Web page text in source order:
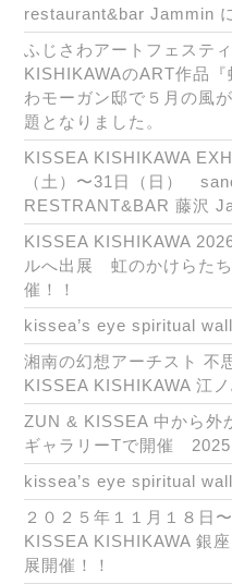
restaurant&bar Jammin
ふじさわアートフェステ
KISHIKAWAのART作品
わモーガン邸で５月の風
題となりました。
KISSEA KISHIKAWA
（土）〜31日（日）
RESTRANT&BAR 藤沢
KISSEA KISHIKAWA
ルへ出展 虹のかけらた
催！！
kissea’s eye spiritual
湘南の幻想アーチスト 不
KISSEA KISHIKAWA 江
ZUN & KISSEA 中から外
ギャラリーTで開催
kissea’s eye spiritual
２０２５年１１月１８日
KISSEA KISHIKAWA 銀
展開催！！